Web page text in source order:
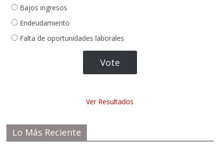
Bajos ingresos
Endeudamiento
Falta de oportunidades laborales
Ver Resultados
Lo Más Reciente